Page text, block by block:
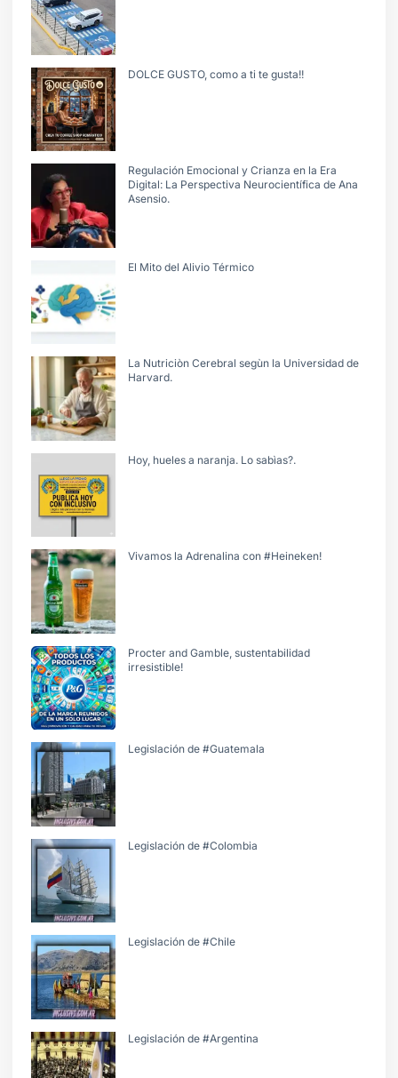
DOLCE GUSTO, como a ti te gusta!!
Regulación Emocional y Crianza en la Era
Digital: La Perspectiva Neurocientífica de Ana
Asensio.
El Mito del Alivio Térmico
La Nutriciòn Cerebral segùn la Universidad de
Harvard.
Hoy, hueles a naranja. Lo sabìas?.
Vivamos la Adrenalina con #Heineken!
Procter and Gamble, sustentabilidad
irresistible!
Legislación de #Guatemala
Legislación de #Colombia
Legislación de #Chile
Legislación de #Argentina